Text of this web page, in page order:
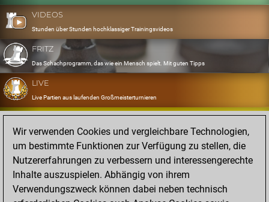
VIDEOS
Stunden über Stunden hochklassiger Trainingsvideos
FRITZ
Das Schachprogramm, das wie ein Mensch spielt. Mit guten Tipps
LIVE
Live Partien aus laufenden Großmeisterturnieren
OPENINGS
Erfassen und Üben Sie Ihr Eröffnungsrepertoire
DATABASE
Acht Millionen starke Partien
MYGAMES
Speichern und analysieren Sie eigene Partien in der Cloud
Wir verwenden Cookies und vergleichbare Technologien,
um bestimmte Funktionen zur Verfügung zu stellen, die
Nutzererfahrungen zu verbessern und interessengerechte
Inhalte auszuspielen. Abhängig von ihrem
Verwendungszweck können dabei neben technisch